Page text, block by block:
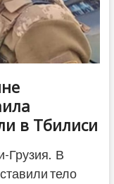
в Тбилиси
Грузия. В
тело